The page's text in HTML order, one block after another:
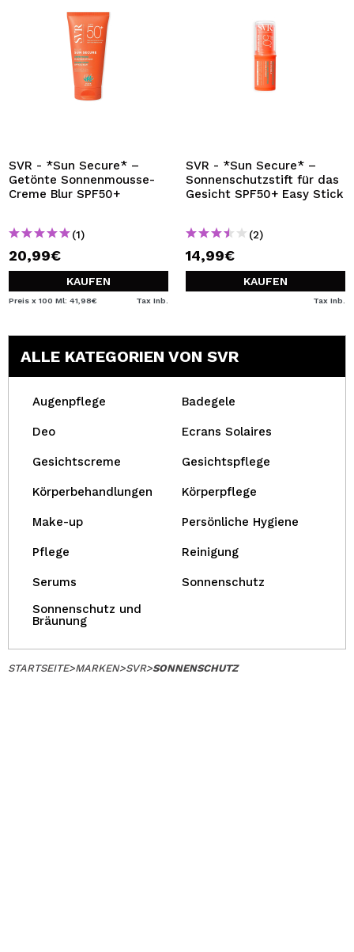
SVR - *Sun Secure* –
Getönte Sonnenmousse-
Creme Blur SPF50+
(1)
20,99€
KAUFEN
Preis x 100 Ml: 41,98€ Tax Inb.
SVR - *Sun Secure* –
Sonnenschutzstift für das
Gesicht SPF50+ Easy Stick
(2)
14,99€
KAUFEN
Tax Inb.
ALLE KATEGORIEN VON SVR
Augenpflege Badegele
Deo Ecrans Solaires
Gesichtscreme Gesichtspflege
Körperbehandlungen Körperpflege
Make-up Persönliche Hygiene
Pflege Reinigung
Serums
Sonnenschutz
Sonnenschutz und
Bräunung
STARTSEITE>MARKEN>SVR>SONNENSCHUTZ